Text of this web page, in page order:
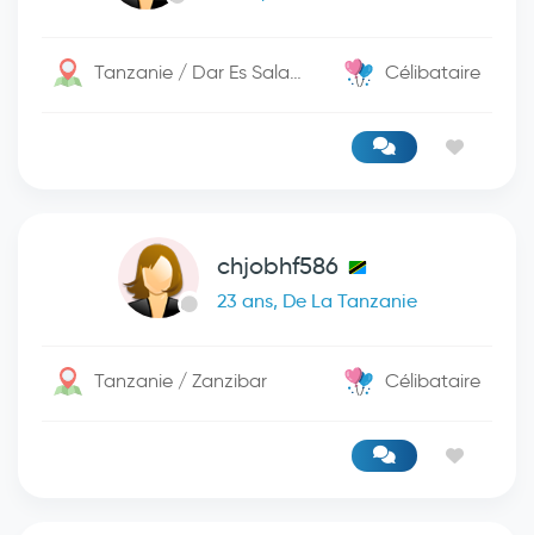
Tanzanie / Dar Es Salaam Célibataire
chjobhf586
23 ans, De La Tanzanie
Tanzanie / Zanzibar Célibataire